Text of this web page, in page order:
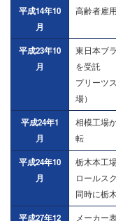
平成14年10
月
高齢者雇
平成23年10
月
東日本ブ
を受託
プリーツ
場）
平成24年1
月
相模工場
転
平成24年10
月
栃木本工
ロールス
同時に栃
平成27年12
メーカー